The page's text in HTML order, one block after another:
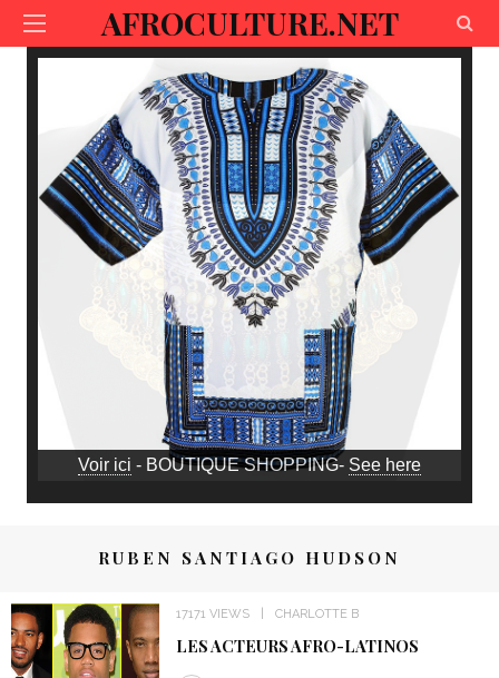
AFROCULTURE.NET
Voir ici - BOUTIQUE SHOPPING- See here
RUBEN SANTIAGO HUDSON
17171 VIEWS CHARLOTTE B
LES ACTEURS AFRO-LATINOS